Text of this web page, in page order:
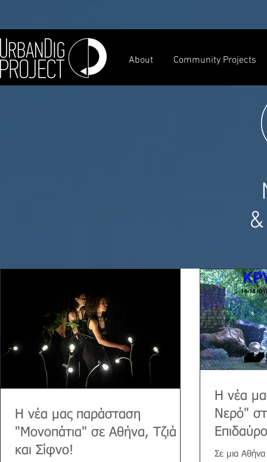
About Community Projects
Η νέα μας παράσταση
"Μονοπάτια" σε Αθήνα, Τζιά
και Σίφνο!
H νέα
Νερό"
Σε μια